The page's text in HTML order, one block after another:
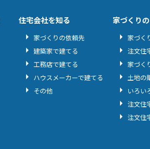
住宅会社を知る
家づくりの依頼先
建築家で建てる
工務店で建てる
ハウスメーカーで建てる
その他
家づくり
家づく
注文住
家づく
土地の
いろい
注文住
注文住